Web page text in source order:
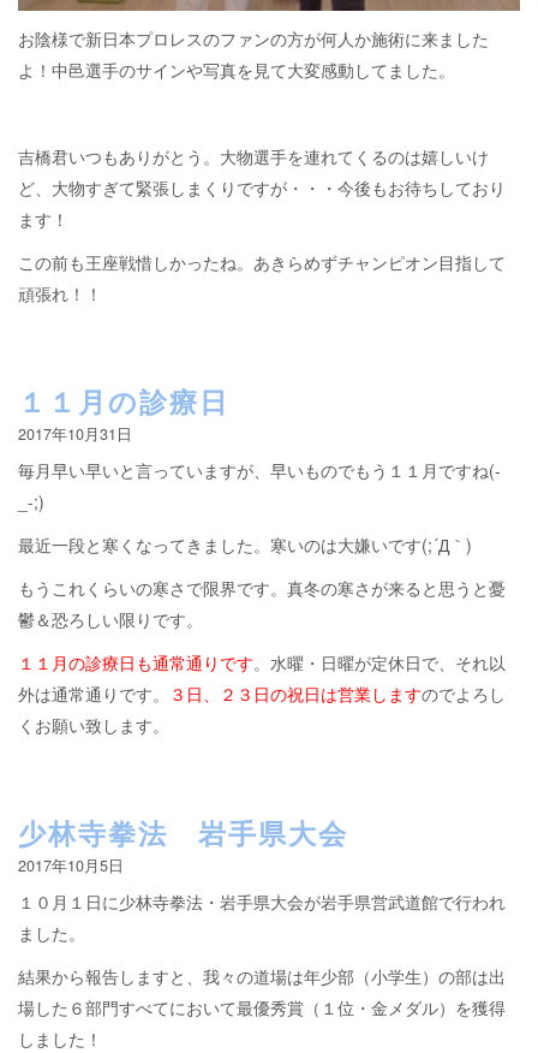
お陰様で新日本プロレスのファンの方が何人か施術に来ました
よ！中邑選手のサインや写真を見て大変感動してました。
吉橋君いつもありがとう。大物選手を連れてくるのは嬉しいけ
ど、大物すぎて緊張しまくりですが・・・今後もお待ちしており
ます！
この前も王座戦惜しかったね。あきらめずチャンピオン目指して
頑張れ！！
１１月の診療日
2017年10月31日
毎月早い早いと言っていますが、早いものでもう１１月ですね(-
_-;)
最近一段と寒くなってきました。寒いのは大嫌いです(;´Д｀)
もうこれくらいの寒さで限界です。真冬の寒さが来ると思うと憂
鬱＆恐ろしい限りです。
１１月の診療日も通常通りです。水曜・日曜が定休日で、それ以
外は通常通りです。 ３日、２３日の祝日は営業しますのでよろし
くお願い致します。
少林寺拳法 岩手県大会
2017年10月5日
１０月１日に少林寺拳法・岩手県大会が岩手県営武道館で行われ
ました。
結果から報告しますと、我々の道場は年少部（小学生）の部は出
場した６部門すべてにおいて最優秀賞（１位・金メダル）を獲得
しました！